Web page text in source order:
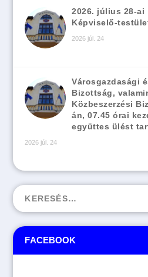
FACEBOOK
2026. július 28-ai
Képviselő-
2026 júl. 24
Városgazdasági
Bizottság,
Közbeszerzési
án, 07.45 órai
együttes ülést
2026 júl. 24